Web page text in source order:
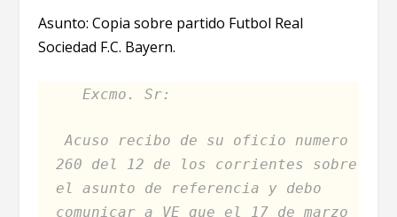
Asunto: Copia sobre partido Futbol Real
Sociedad F.C. Bayern.
Excmo. Sr:
Acuso recibo de su oficio numero
260 del 12 de los corrientes sobre
el asunto de referencia y debo
comunicar a VE que el 17 de marzo